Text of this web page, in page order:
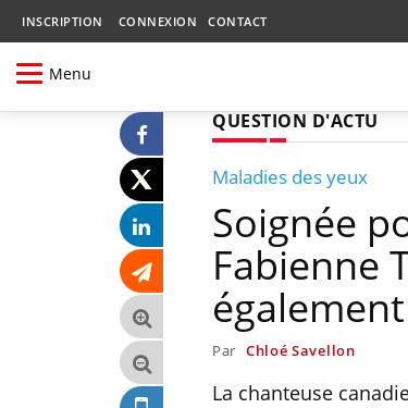
INSCRIPTION CONNEXION CONTACT
Menu
QUESTION D'ACTU
Maladies des yeux
Soignée
Fabienne
Par Chloé Savellon
La chanteuse